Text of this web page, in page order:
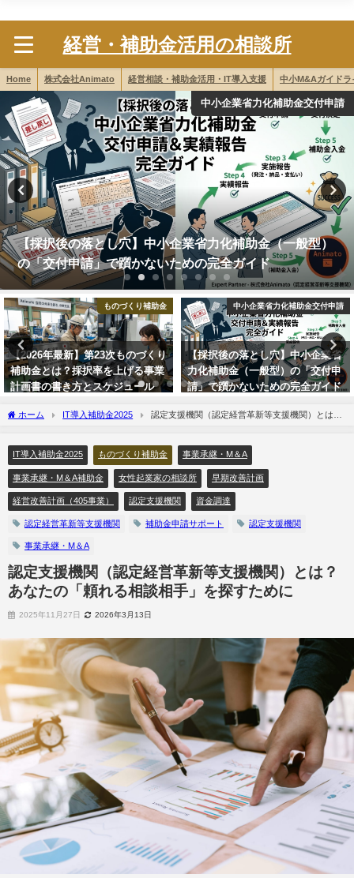
経営・補助金活用の相談所
Home 株式会社Animato 経営相談・補助金活用・IT導入支援 中小M&Aガイドラ
中小企業庁成長加速化マッチングサービス
中小企業庁成長加速化マッチングサービス
中小企業省力化補助金交付申請
【採択後の落とし穴】中小企業省
力化補助金（一般型）の「交付申
請」で躓かないための完全ガイド
デジタル化・AI補助金2026
【最大150万円補助】人材育成を
加速！eラーニングで研修＆マニ
ュアルをデジタル化。
ホーム IT導入補助金2025
認定支援機関（認定経営革新等支援機関）とは？
IT導入補助金2025 ものづくり補助金 事業承継・M＆A
事業承継・M＆A補助金 女性起業家の相談所 早期改善計画
経営改善計画（405事業） 認定支援機関 資金調達
認定経営革新等支援機関 補助金申請サポート 認定支援機関
事業承継・M＆A
認定支援機関（認定経営革新等支援機関）とは？
あなたの「頼れる相談相手」を探すために
2025年11月27日 2026年3月13日